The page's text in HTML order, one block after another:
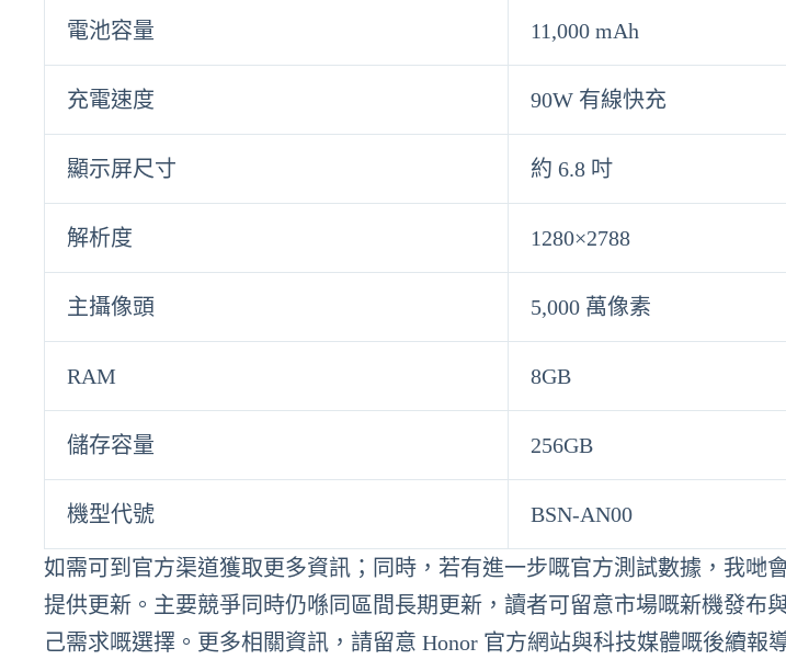
電池容量 11,000 mAh
充電速度 90W 有線快充
顯示屏尺寸 約 6.8 吋
解析度 1280×2788
主攝像頭 5,000 萬像素
RAM 8GB
儲存容量 256GB
機型代號 BSN-AN00
如需可到官方渠道獲取更多資訊；同時，若有進一步嘅官方測試數據，我哋
提供更新。主要競爭同時仍喺同區間長期更新，讀者可留意市場嘅新機發布
己需求嘅選擇。更多相關資訊，請留意 Honor 官方網站與科技媒體嘅後續報